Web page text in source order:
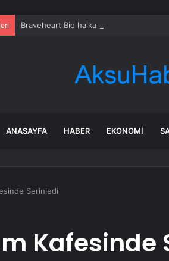
Braveheart Bio halka arzını pazarlama
ANASAYFA HABER EKONOMI
Serinledi
Kafesinde